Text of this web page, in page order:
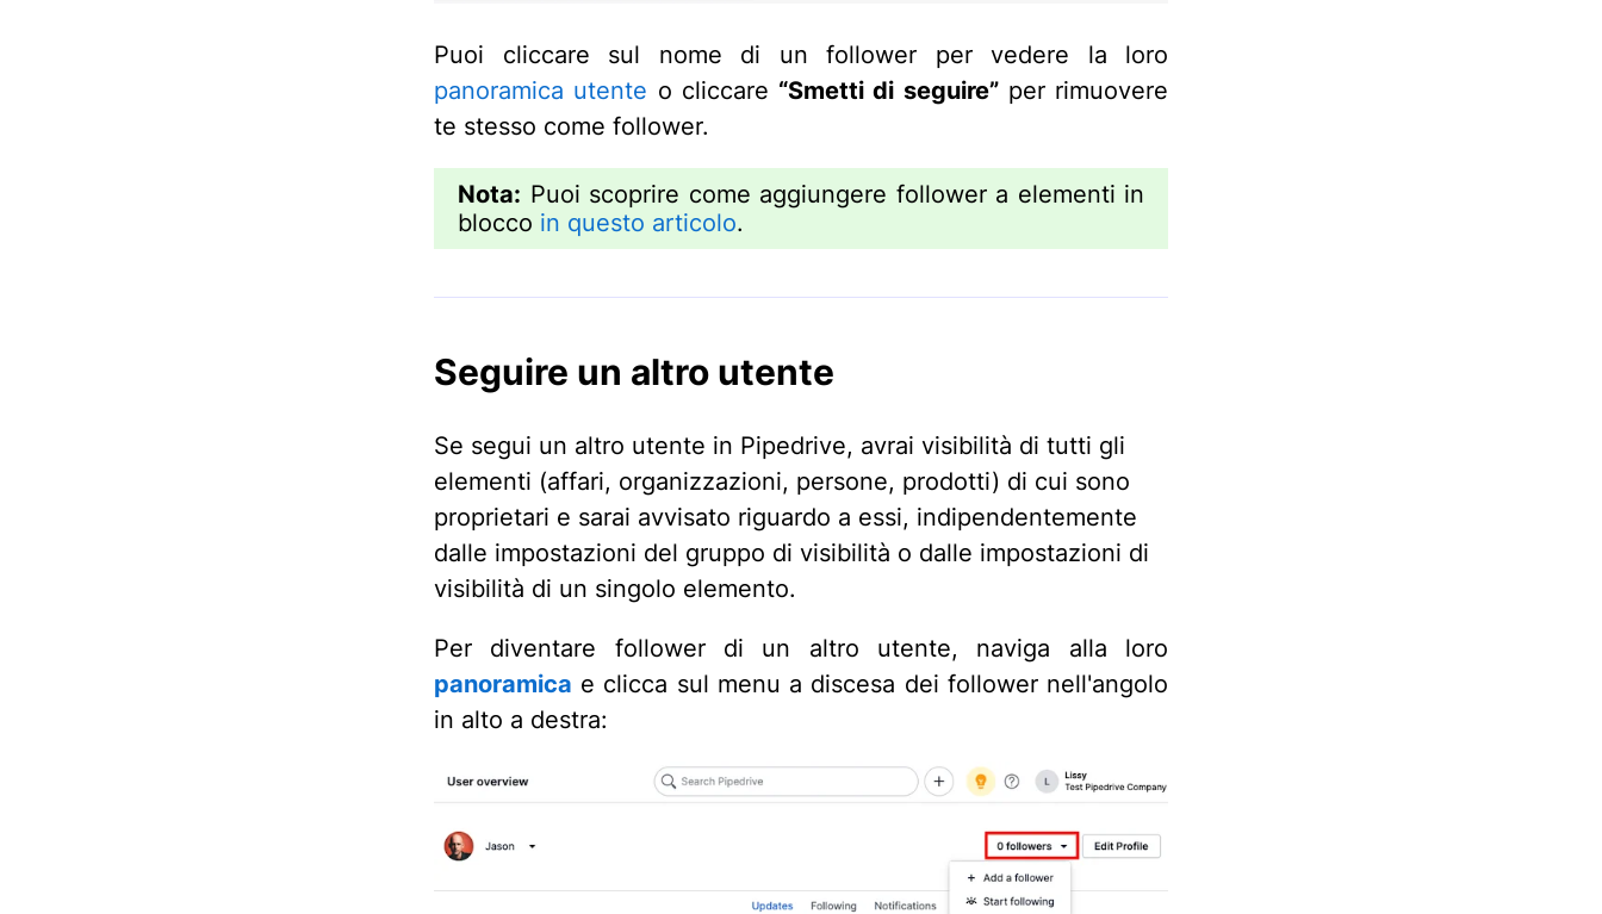
Puoi cliccare sul nome di un follower per vedere la loro
panoramica utente o cliccare “Smetti di seguire”per rimuovere
te stesso come follower.
Nota: Puoi scoprire come aggiungere follower a elementi in
blocco in questo articolo.
Seguire un altro utente
Se segui un altro utente in Pipedrive, avrai visibilità di tutti gli
elementi (affari, organizzazioni, persone, prodotti) di cui sono
proprietari e sarai avvisato riguardo a essi, indipendentemente
dalle impostazioni del gruppo di visibilità o dalle impostazioni di
visibilità di un singolo elemento.
Per diventare follower di un altro utente, naviga alla loro
panoramica e clicca sul menu a discesa dei follower nell'angolo
in alto a destra: